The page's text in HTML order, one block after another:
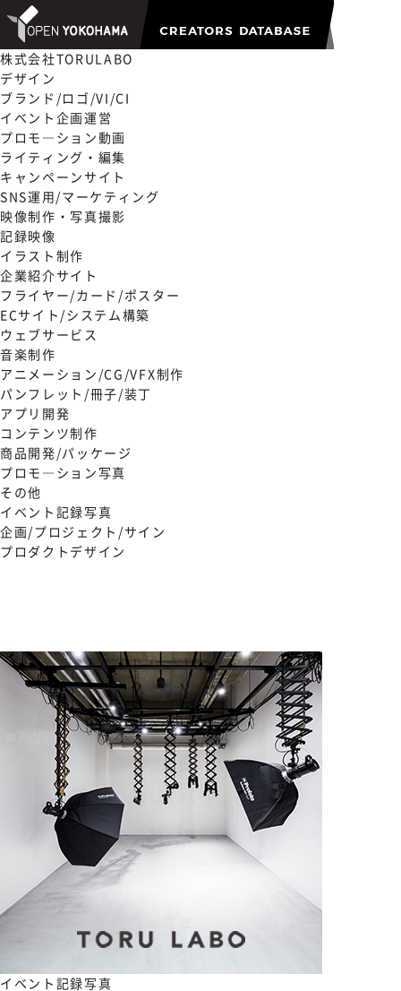
株式会社TORULABO
デザイン
ブランド/ロゴ/VI/CI
イベント企画運営
プロモ―ション動画
ライティング・編集
キャンペーンサイト
SNS運用/マーケティング
映像制作・写真撮影
記録映像
イラスト制作
企業紹介サイト
フライヤー/カード/ポスター
ECサイト/システム構築
ウェブサービス
音楽制作
アニメーション/CG/VFX制作
パンフレット/冊子/装丁
アプリ開発
コンテンツ制作
商品開発/パッケージ
プロモ―ション写真
その他
イベント記録写真
企画/プロジェクト/サイン
プロダクトデザイン
イベント記録写真